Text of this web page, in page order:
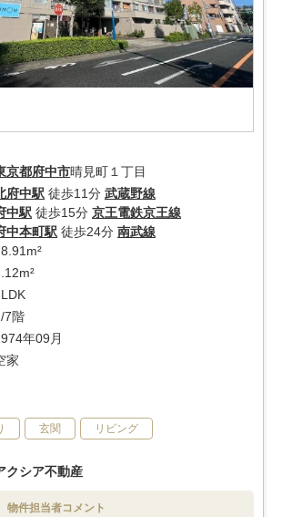
京都府中市晴見町１丁目
府中駅 徒歩11分 武蔵野線
中駅 徒歩15分 京王電鉄京王線
中本町駅 徒歩24分 南武線
7階
年09月
家
玄関 リビング
クシア不動産
物件担当者コメント